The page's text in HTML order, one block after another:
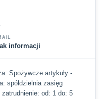
informacji
Spożywcze artykuły -
spółdzielnia zasięg
zatrudnienie: od: 1 do: 5